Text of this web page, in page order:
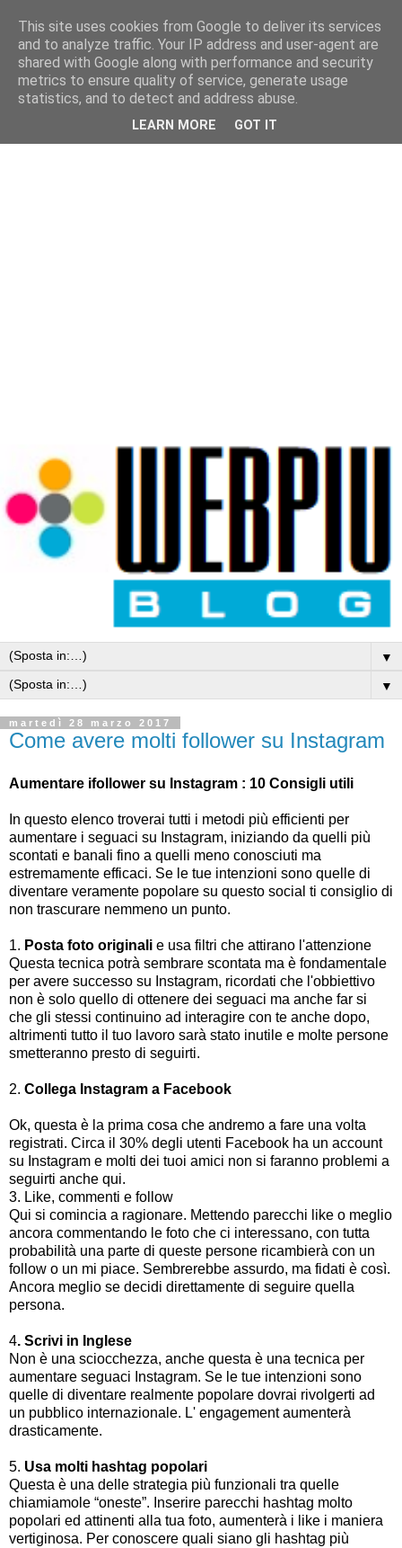
▼
▼
martedì 28 marzo 2017
Come avere molti follower su Instagram
Aumentare ifollower su Instagram : 10 Consigli utili
In questo elenco troverai tutti i metodi più efficienti per
aumentare i seguaci su Instagram, iniziando da quelli più
scontati e banali fino a quelli meno conosciuti ma
estremamente efficaci. Se le tue intenzioni sono quelle di
diventare veramente popolare su questo social ti consiglio di
non trascurare nemmeno un punto.
1. Posta foto originali e usa filtri che attirano l'attenzione
Questa tecnica potrà sembrare scontata ma è fondamentale
per avere successo su Instagram, ricordati che l'obbiettivo
non è solo quello di ottenere dei seguaci ma anche far si
che gli stessi continuino ad interagire con te anche dopo,
altrimenti tutto il tuo lavoro sarà stato inutile e molte persone
smetteranno presto di seguirti.
2. Collega Instagram a Facebook
Ok, questa è la prima cosa che andremo a fare una volta
registrati. Circa il 30% degli utenti Facebook ha un account
su Instagram e molti dei tuoi amici non si faranno problemi a
seguirti anche qui.
3. Like, commenti e follow
Qui si comincia a ragionare. Mettendo parecchi like o meglio
ancora commentando le foto che ci interessano, con tutta
probabilità una parte di queste persone ricambierà con un
follow o un mi piace. Sembrerebbe assurdo, ma fidati è così.
Ancora meglio se decidi direttamente di seguire quella
persona.
4. Scrivi in Inglese
Non è una sciocchezza, anche questa è una tecnica per
aumentare seguaci Instagram. Se le tue intenzioni sono
quelle di diventare realmente popolare dovrai rivolgerti ad
un pubblico internazionale. L' engagement aumenterà
drasticamente.
5. Usa molti hashtag popolari
Questa è una delle strategia più funzionali tra quelle
chiamiamole “oneste”. Inserire parecchi hashtag molto
popolari ed attinenti alla tua foto, aumenterà i like i maniera
vertiginosa. Per conoscere quali siano gli hashtag più
This site uses cookies from Google to deliver its services
and to analyze traffic. Your IP address and user-agent are
shared with Google along with performance and security
metrics to ensure quality of service, generate usage
statistics, and to detect and address abuse.
LEARN MORE GOT IT